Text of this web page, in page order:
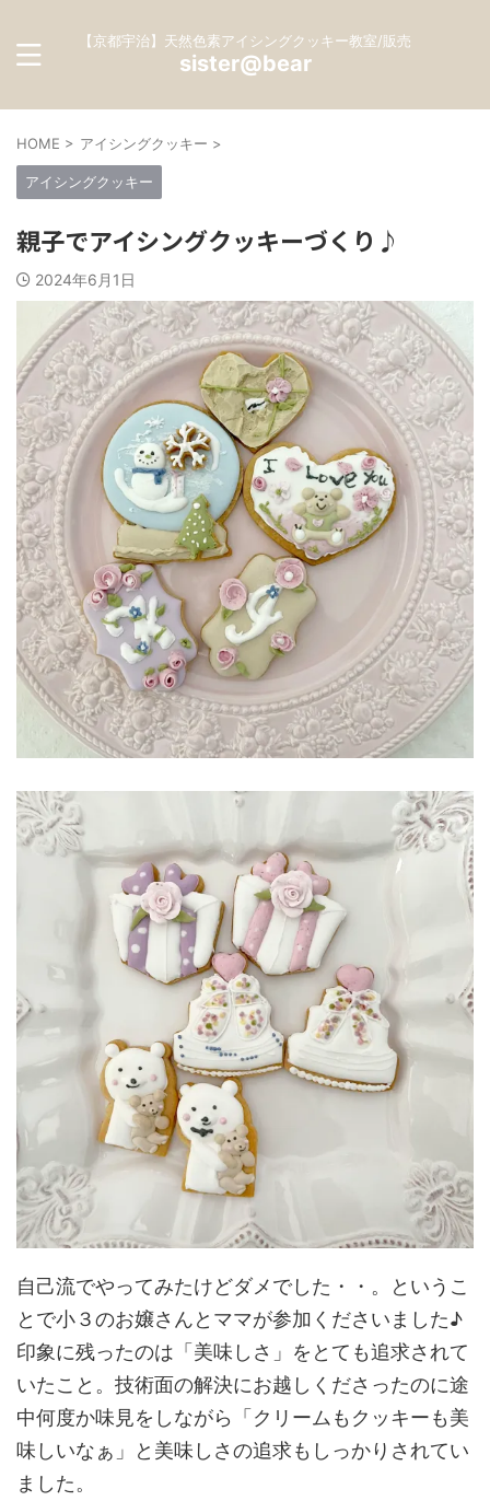
【京都宇治】天然色素アイシングクッキー教室/販売
sister@bear
HOME > アイシングクッキー >
アイシングクッキー
親子でアイシングクッキーづくり♪
2024年6月1日
自己流でやってみたけどダメでした・・。というこ
とで小３のお嬢さんとママが参加くださいました♪
印象に残ったのは「美味しさ」をとても追求されて
いたこと。技術面の解決にお越しくださったのに途
中何度か味見をしながら「クリームもクッキーも美
味しいなぁ」と美味しさの追求もしっかりされてい
ました。